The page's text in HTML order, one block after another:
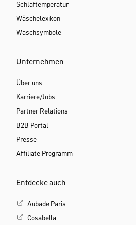
Schlaftemperatur
Wäschelexikon
Waschsymbole
Unternehmen
Über uns
Karriere/Jobs
Partner Relations
B2B Portal
Presse
Affiliate Programm
Entdecke auch
Aubade Paris
Cosabella